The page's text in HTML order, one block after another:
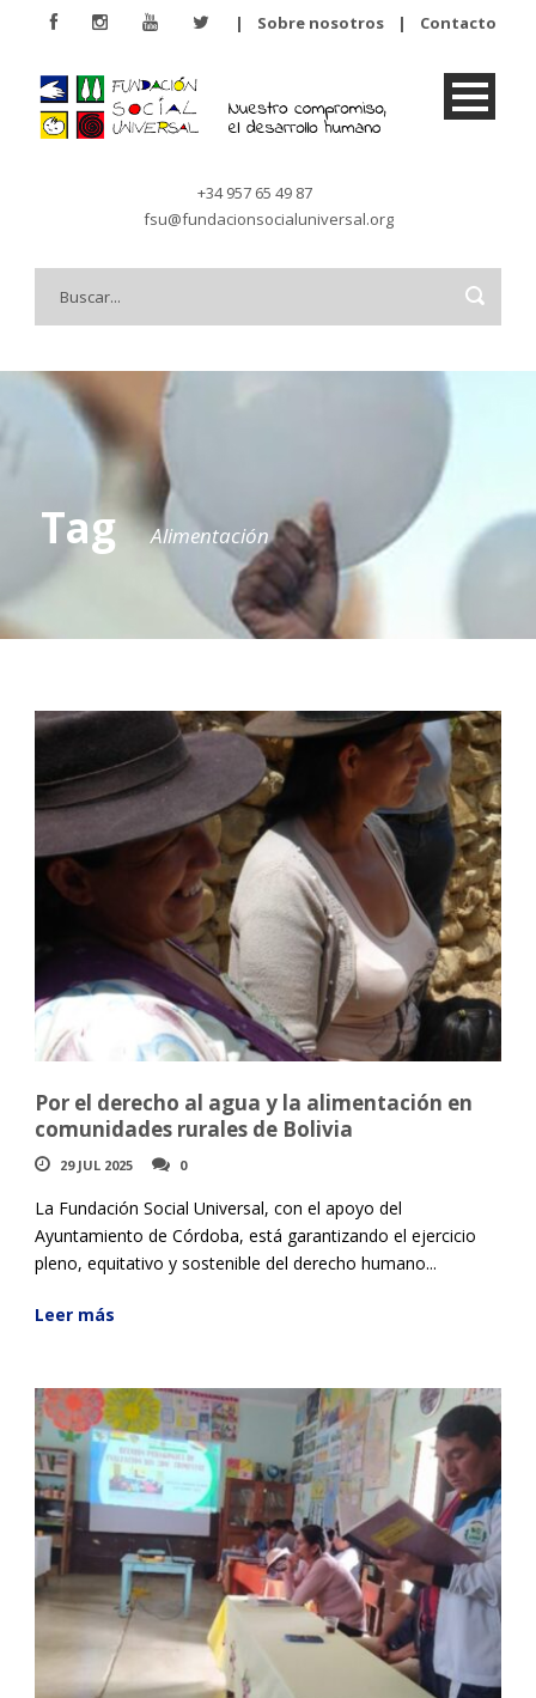
| Sobre nosotros | Contacto
+34 957 65 49 87
fsu@fundacionsocialuniversal.org
Tag Alimentación
Por el derecho al agua y la alimentación en
comunidades rurales de Bolivia
29 JUL 2025 0
La Fundación Social Universal, con el apoyo del
Ayuntamiento de Córdoba, está garantizando el ejercicio
pleno, equitativo y sostenible del derecho humano...
Leer más